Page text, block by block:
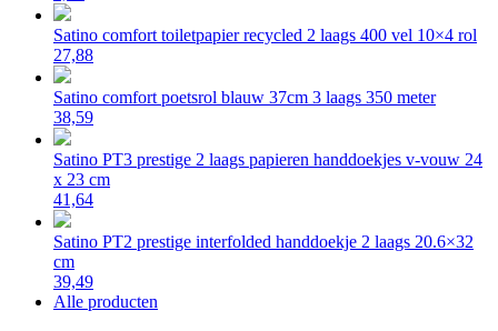
Satino comfort toiletpapier recycled 2 laags 400 vel 10×4 rol
27,88
Satino comfort poetsrol blauw 37cm 3 laags 350 meter
38,59
Satino PT3 prestige 2 laags papieren handdoekjes v-vouw 24
x 23 cm
41,64
Satino PT2 prestige interfolded handdoekje 2 laags 20.6×32
cm
39,49
Alle producten